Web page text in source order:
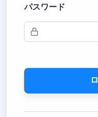
パスワード